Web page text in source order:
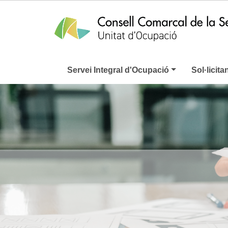
Servei Integral d'Ocupació